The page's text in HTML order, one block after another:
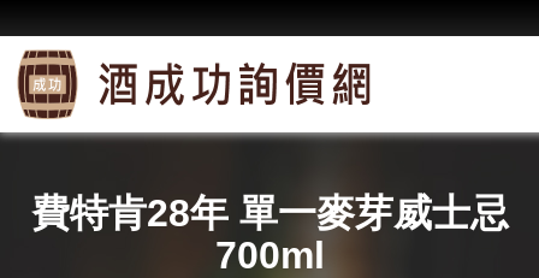
費特肯28年 單一麥芽威士忌
700ml